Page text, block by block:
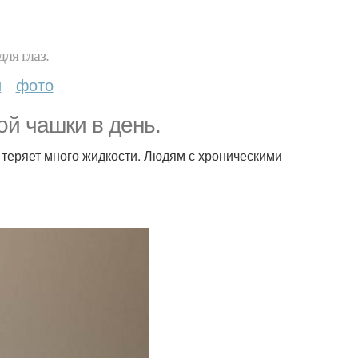
глаз.
фото
чашки в день.
много жидкости. Людям с хроническими